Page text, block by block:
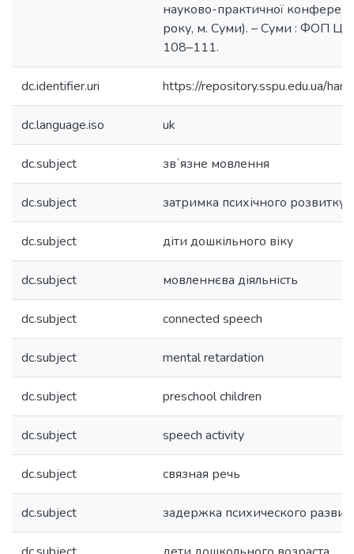
науково-практичної
року, м. Суми). – Суми : ФОП
108–111.
dc.identifier.uri https://repository.sspu.edu.ua/
dc.language.iso uk
dc.subject звʼязне мовлення
dc.subject затримка психічного розвитку
dc.subject діти дошкільного віку
dc.subject мовленнєва діяльність
dc.subject connected speech
dc.subject mental retardation
dc.subject preschool children
dc.subject speech activity
dc.subject связная речь
dc.subject задержка психического